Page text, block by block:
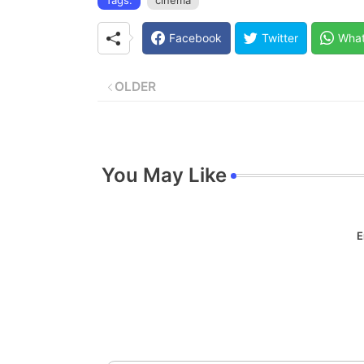
Facebook Twitter
OLDER
You May Like